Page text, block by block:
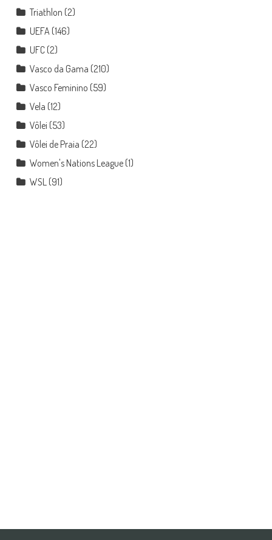
Triathlon (2)
UEFA (146)
UFC(2)
Vasco da Gama (210)
Vasco Feminino (59)
Vela (12)
Vôlei (53)
Vôlei de Praia (22)
Women's Nations League(1)
WSL (91)